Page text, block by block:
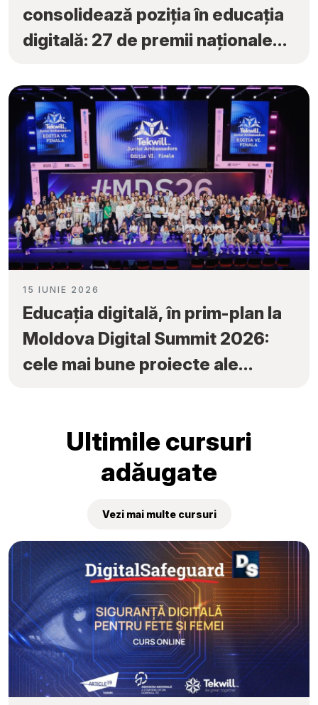
consolidează poziția în educația
digitală: 27 de premii naționale
Ambassadors”
15 IUNIE 2026
Educația digitală, în prim-plan la
Moldova Digital Summit 2026:
cele mai bune proiecte ale
Ultimile cursuri
adăugate
Vezi mai multe cursuri